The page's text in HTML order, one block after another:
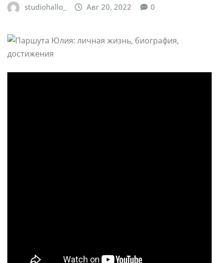
studiohallo_ Авг 20, 2022 0